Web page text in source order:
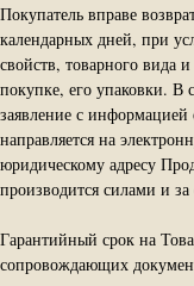
Покупатель вправе
календарных дней, при
свойств, товарного вида
покупке, его упаковки. В
заявление с информацией
направляется на
юридическому адресу
производится силами и за
Гарантийный срок на
сопровождающих